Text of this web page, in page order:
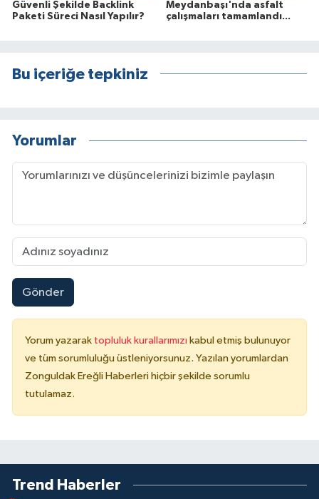
Güvenli Şekilde Backlink
Paketi Süreci Nasıl Yapılır?
Meydanbaşı'nda asfalt
çalışmaları tamamlandı...
Bu içeriğe tepkiniz
Yorumlar
Gönder
Yorum yazarak topluluk kurallarımızı kabul etmiş bulunuyor
ve tüm sorumluluğu üstleniyorsunuz. Yazılan yorumlardan
Zonguldak Ereğli Haberleri hiçbir şekilde sorumlu
tutulamaz.
Trend Haberler